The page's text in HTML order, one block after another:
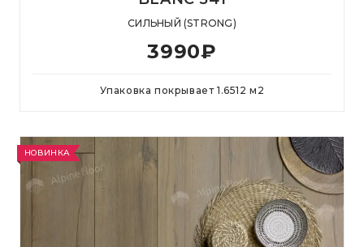
СИЛЬНЫЙ (STRONG)
3990₽
Упаковка покрывает 1.6512 м 2
НОВИНКА